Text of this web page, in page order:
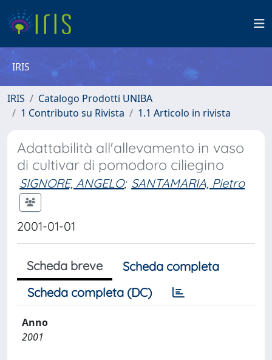
IRIS
IRIS
Catalogo Prodotti UNIBA
1 Contributo su Rivista
1.1 Articolo in rivista
Adattabilità all'allevamento in vaso
di cultivar di pomodoro ciliegino
SIGNORE, ANGELO; SANTAMARIA, Pietro
2001-01-01
Scheda breve
Scheda completa
Scheda completa (DC)
Anno
2001